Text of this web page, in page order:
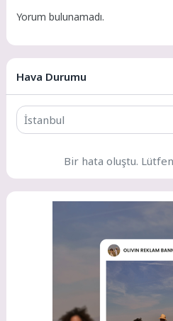
Yorum bulunamadı.
Hava Durumu
Bir hata oluştu.